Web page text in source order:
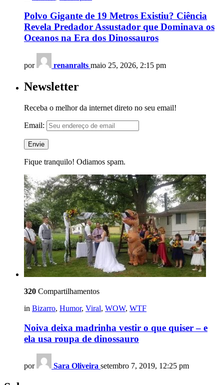
Polvo Gigante de 19 Metros Existiu? Ciência
Revela Predador Assustador que Dominava os
Oceanos na Era dos Dinossauros
por renanralts maio 25, 2026, 2:15 pm
Newsletter
Receba o melhor da internet direto no seu email!
Email:
Fique tranquilo! Odiamos spam.
320 Compartilhamentos
in Bizarro, Humor, Viral, WOW, WTF
Noiva deixa madrinha vestir o que quiser – e
ela usa roupa de dinossauro
por Sara Oliveira setembro 7, 2019, 12:25 pm